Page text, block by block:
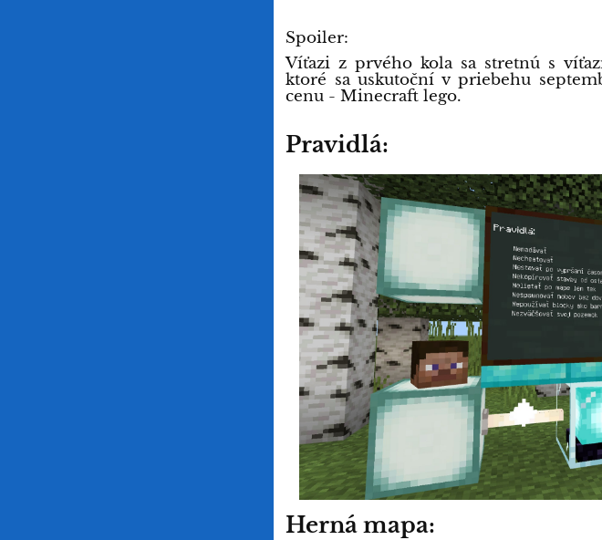
Spoiler:
Víťazi z prvého kola sa stretnú s
ktoré sa uskutoční v priebehu
cenu - Minecraft lego.
Pravidlá:
Herná mapa: